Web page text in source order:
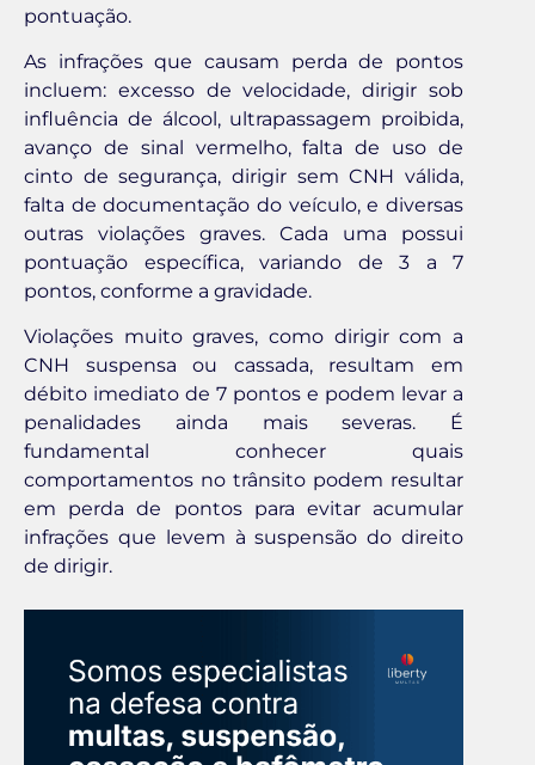
pontuação.
As infrações que causam perda de pontos
incluem: excesso de velocidade, dirigir sob
influência de álcool, ultrapassagem proibida,
avanço de sinal vermelho, falta de uso de
cinto de segurança, dirigir sem CNH válida,
falta de documentação do veículo, e diversas
outras violações graves. Cada uma possui
pontuação específica, variando de 3 a 7
pontos, conforme a gravidade.
Violações muito graves, como dirigir com a
CNH suspensa ou cassada, resultam em
débito imediato de 7 pontos e podem levar a
penalidades ainda mais severas. É
fundamental conhecer quais
comportamentos no trânsito podem resultar
em perda de pontos para evitar acumular
infrações que levem à suspensão do direito
de dirigir.